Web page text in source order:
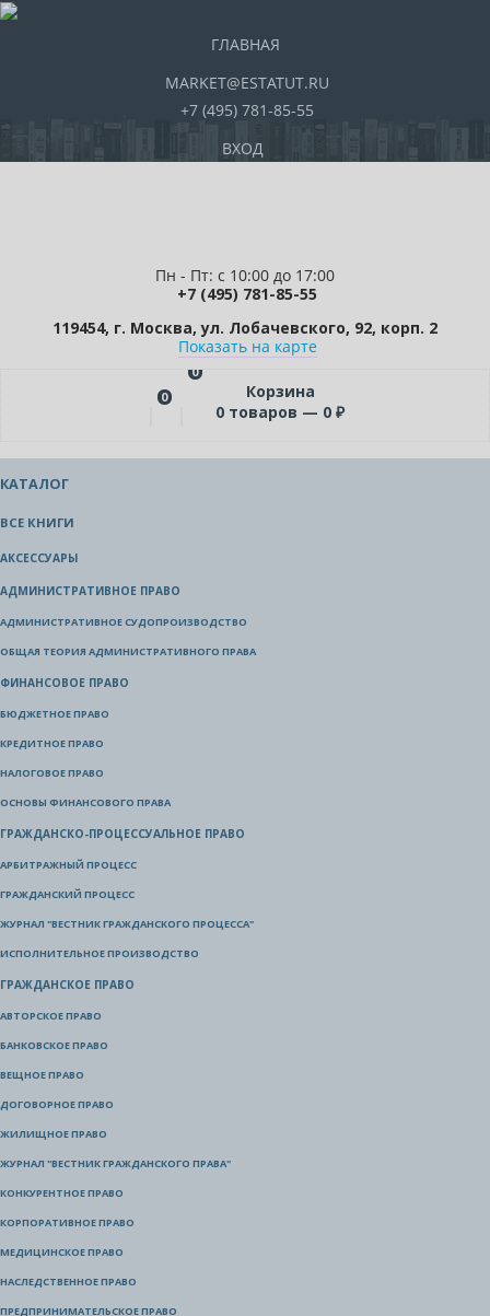
ГЛАВНАЯ
MARKET@ESTATUT.RU
+7 (495) 781-85-55
ВХОД
Пн - Пт: с 10:00 до 17:00
+7 (495) 781-85-55
119454, г. Москва, ул. Лобачевского, 92, корп. 2
Показать на карте
0
0
Корзина
0 товаров — 0 ₽
КАТАЛОГ
ВСЕ КНИГИ
АКСЕССУАРЫ
АДМИНИСТРАТИВНОЕ ПРАВО
АДМИНИСТРАТИВНОЕ СУДОПРОИЗВОДСТВО
ОБЩАЯ ТЕОРИЯ АДМИНИСТРАТИВНОГО ПРАВА
ФИНАНСОВОЕ ПРАВО
БЮДЖЕТНОЕ ПРАВО
КРЕДИТНОЕ ПРАВО
НАЛОГОВОЕ ПРАВО
ОСНОВЫ ФИНАНСОВОГО ПРАВА
ГРАЖДАНСКО-ПРОЦЕССУАЛЬНОЕ ПРАВО
АРБИТРАЖНЫЙ ПРОЦЕСС
ГРАЖДАНСКИЙ ПРОЦЕСС
ЖУРНАЛ "ВЕСТНИК ГРАЖДАНСКОГО ПРОЦЕССА"
ИСПОЛНИТЕЛЬНОЕ ПРОИЗВОДСТВО
ГРАЖДАНСКОЕ ПРАВО
АВТОРСКОЕ ПРАВО
БАНКОВСКОЕ ПРАВО
ВЕЩНОЕ ПРАВО
ДОГОВОРНОЕ ПРАВО
ЖИЛИЩНОЕ ПРАВО
ЖУРНАЛ "ВЕСТНИК ГРАЖДАНСКОГО ПРАВА"
КОНКУРЕНТНОЕ ПРАВО
КОРПОРАТИВНОЕ ПРАВО
МЕДИЦИНСКОЕ ПРАВО
НАСЛЕДСТВЕННОЕ ПРАВО
ПРЕДПРИНИМАТЕЛЬСКОЕ ПРАВО